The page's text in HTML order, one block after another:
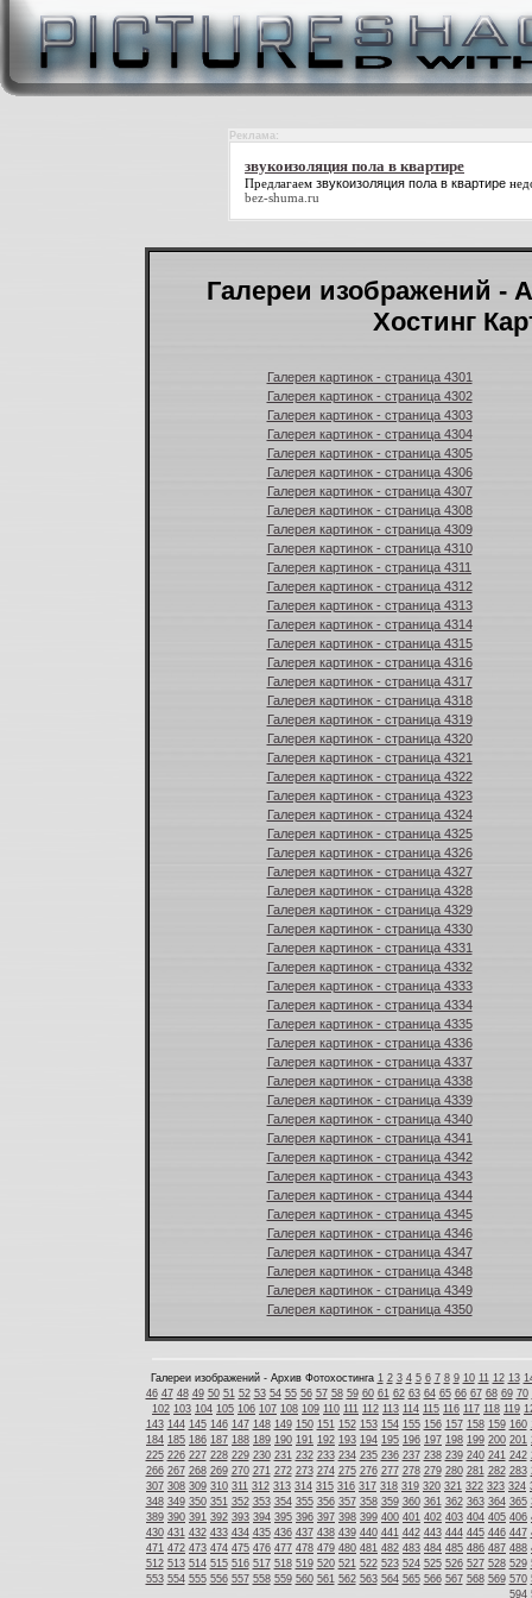
Реклама:
звукоизоляция пола в квартире
Предлагаем звукоизоляция пола в квартире
bez-shuma.ru
Галереи изображений -
Хостинг
Галерея картинок - страница 4301
Галерея картинок - страница 4302
Галерея картинок - страница 4303
Галерея картинок - страница 4304
Галерея картинок - страница 4305
Галерея картинок - страница 4306
Галерея картинок - страница 4307
Галерея картинок - страница 4308
Галерея картинок - страница 4309
Галерея картинок - страница 4310
Галерея картинок - страница 4311
Галерея картинок - страница 4312
Галерея картинок - страница 4313
Галерея картинок - страница 4314
Галерея картинок - страница 4315
Галерея картинок - страница 4316
Галерея картинок - страница 4317
Галерея картинок - страница 4318
Галерея картинок - страница 4319
Галерея картинок - страница 4320
Галерея картинок - страница 4321
Галерея картинок - страница 4322
Галерея картинок - страница 4323
Галерея картинок - страница 4324
Галерея картинок - страница 4325
Галерея картинок - страница 4326
Галерея картинок - страница 4327
Галерея картинок - страница 4328
Галерея картинок - страница 4329
Галерея картинок - страница 4330
Галерея картинок - страница 4331
Галерея картинок - страница 4332
Галерея картинок - страница 4333
Галерея картинок - страница 4334
Галерея картинок - страница 4335
Галерея картинок - страница 4336
Галерея картинок - страница 4337
Галерея картинок - страница 4338
Галерея картинок - страница 4339
Галерея картинок - страница 4340
Галерея картинок - страница 4341
Галерея картинок - страница 4342
Галерея картинок - страница 4343
Галерея картинок - страница 4344
Галерея картинок - страница 4345
Галерея картинок - страница 4346
Галерея картинок - страница 4347
Галерея картинок - страница 4348
Галерея картинок - страница 4349
Галерея картинок - страница 4350
Галереи изображений - Архив Фотохостинга 1 2 3 4 5 6 7 8 9 10 11 12 13
46 47 48 49 50 51 52 53 54 55 56 57 58 59 60 61 62 63 64 65 66 67 68 69 70
102 103 104 105 106 107 108 109 110 111 112 113 114 115 116 117 118 119
143 144 145 146 147 148 149 150 151 152 153 154 155 156 157 158 159 160
184 185 186 187 188 189 190 191 192 193 194 195 196 197 198 199 200 201
225 226 227 228 229 230 231 232 233 234 235 236 237 238 239 240 241 242
266 267 268 269 270 271 272 273 274 275 276 277 278 279 280 281 282 283
307 308 309 310 311 312 313 314 315 316 317 318 319 320 321 322 323 324
348 349 350 351 352 353 354 355 356 357 358 359 360 361 362 363 364 365
389 390 391 392 393 394 395 396 397 398 399 400 401 402 403 404 405 406
430 431 432 433 434 435 436 437 438 439 440 441 442 443 444 445 446 447
471 472 473 474 475 476 477 478 479 480 481 482 483 484 485 486 487 488
512 513 514 515 516 517 518 519 520 521 522 523 524 525 526 527 528 529
553 554 555 556 557 558 559 560 561 562 563 564 565 566 567 568 569 570
594